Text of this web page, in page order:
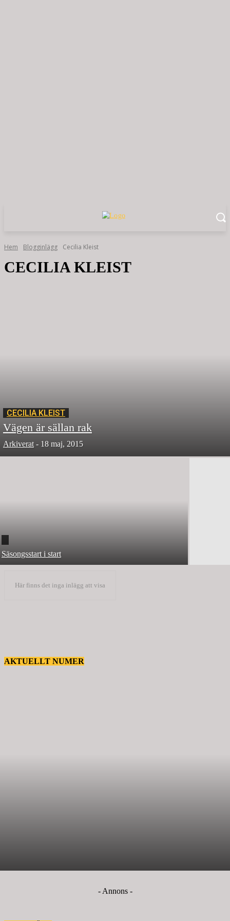
Hem Blogginlägg Cecilia Kleist
CECILIA KLEIST
CECILIA KLEIST
Vägen är sällan rak
Arkiverat - 18 maj, 2015
Säsongsstart i start
Här finns det inga inlägg att visa
AKTUELLT NUMER
- Annons -